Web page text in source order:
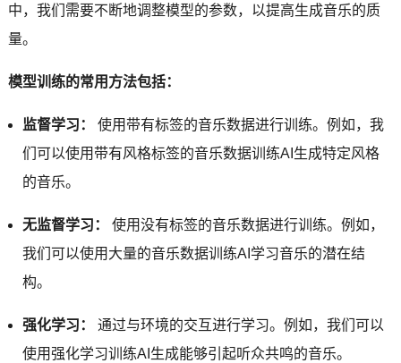
中，我们需要不断地调整模型的参数，以提高生成音乐的质
量。
模型训练的常用方法包括：
监督学习：
使用带有标签的音乐数据进行训练。例如，我
们可以使用带有风格标签的音乐数据训练AI生成特定风格
的音乐。
无监督学习：
使用没有标签的音乐数据进行训练。例如，
我们可以使用大量的音乐数据训练AI学习音乐的潜在结
构。
强化学习：
通过与环境的交互进行学习。例如，我们可以
使用强化学习训练AI生成能够引起听众共鸣的音乐。